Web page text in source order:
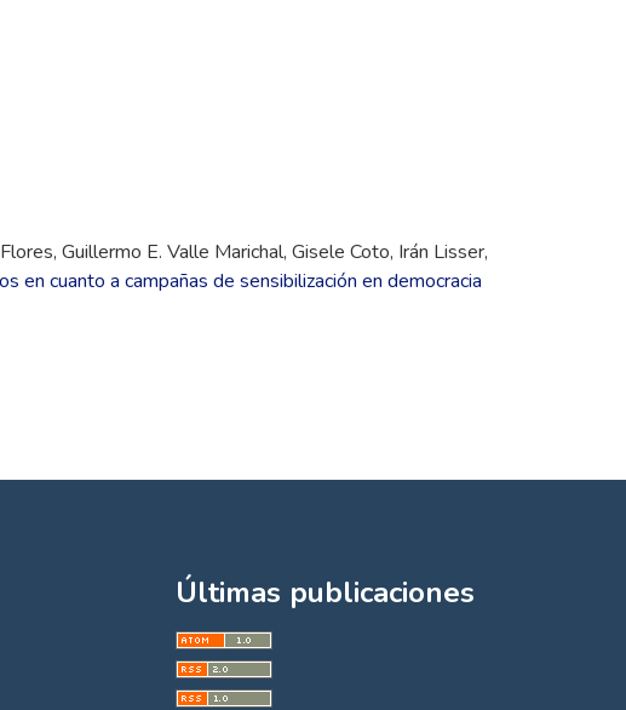
Guillermo E. Valle Marichal, Gisele Coto, Irán Lisser,
en cuanto a campañas de sensibilización en democracia
Últimas publicaciones